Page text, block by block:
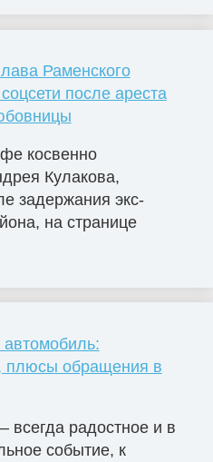
Раменского
после ареста
косвенно
Кулакова,
задержания экс-
на странице
автомобиль:
плюсы обращения в
всегда радостное и в
событие, к